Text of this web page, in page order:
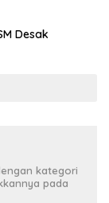
Desak
kategori
pada